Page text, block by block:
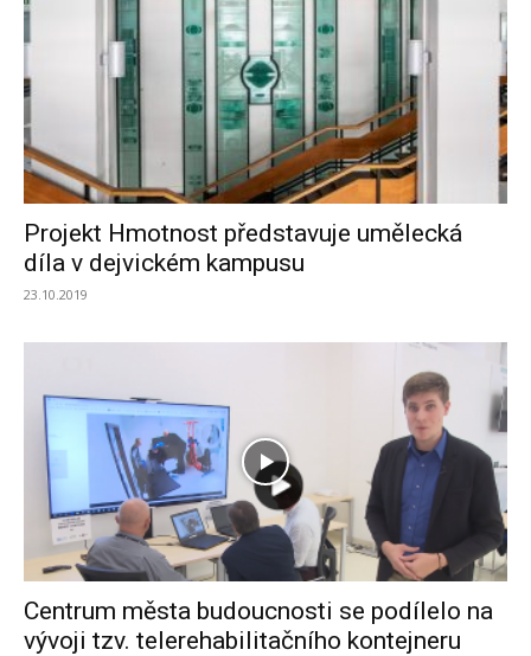
Projekt Hmotnost představuje umělecká
díla v dejvickém kampusu
23.10.2019
Centrum města budoucnosti se podílelo na
vývoji tzv. telerehabilitačního kontejneru